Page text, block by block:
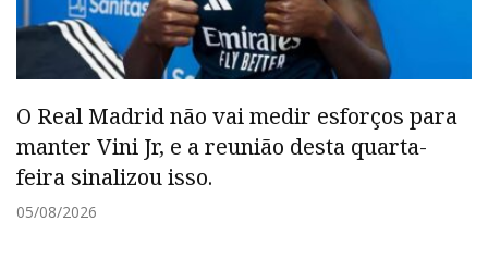
O Real Madrid não vai medir esforços para
manter Vini Jr, e a reunião desta quarta-
feira sinalizou isso.
05/08/2026